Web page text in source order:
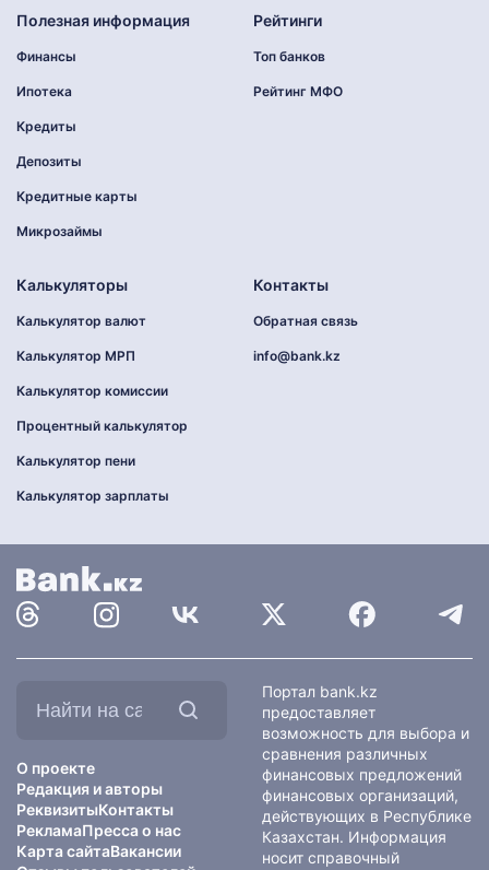
Полезная информация
Финансы
Ипотека
Кредиты
Депозиты
Кредитные карты
Микрозаймы
Рейтинги
Топ банков
Рейтинг МФО
Калькуляторы
Калькулятор валют
Калькулятор МРП
Калькулятор комиссии
Процентный калькулятор
Калькулятор пени
Калькулятор зарплаты
Контакты
Обратная связь
info@bank.kz
О проекте
Редакция и авторы
РеквизитыКонтакты
РекламаПресса о нас
Карта сайтаВакансии
Портал bank.kz
предоставляет
возможность для выбора и
сравнения различных
финансовых предложений
финансовых организаций,
действующих в Республике
Казахстан. Информация
носит справочный